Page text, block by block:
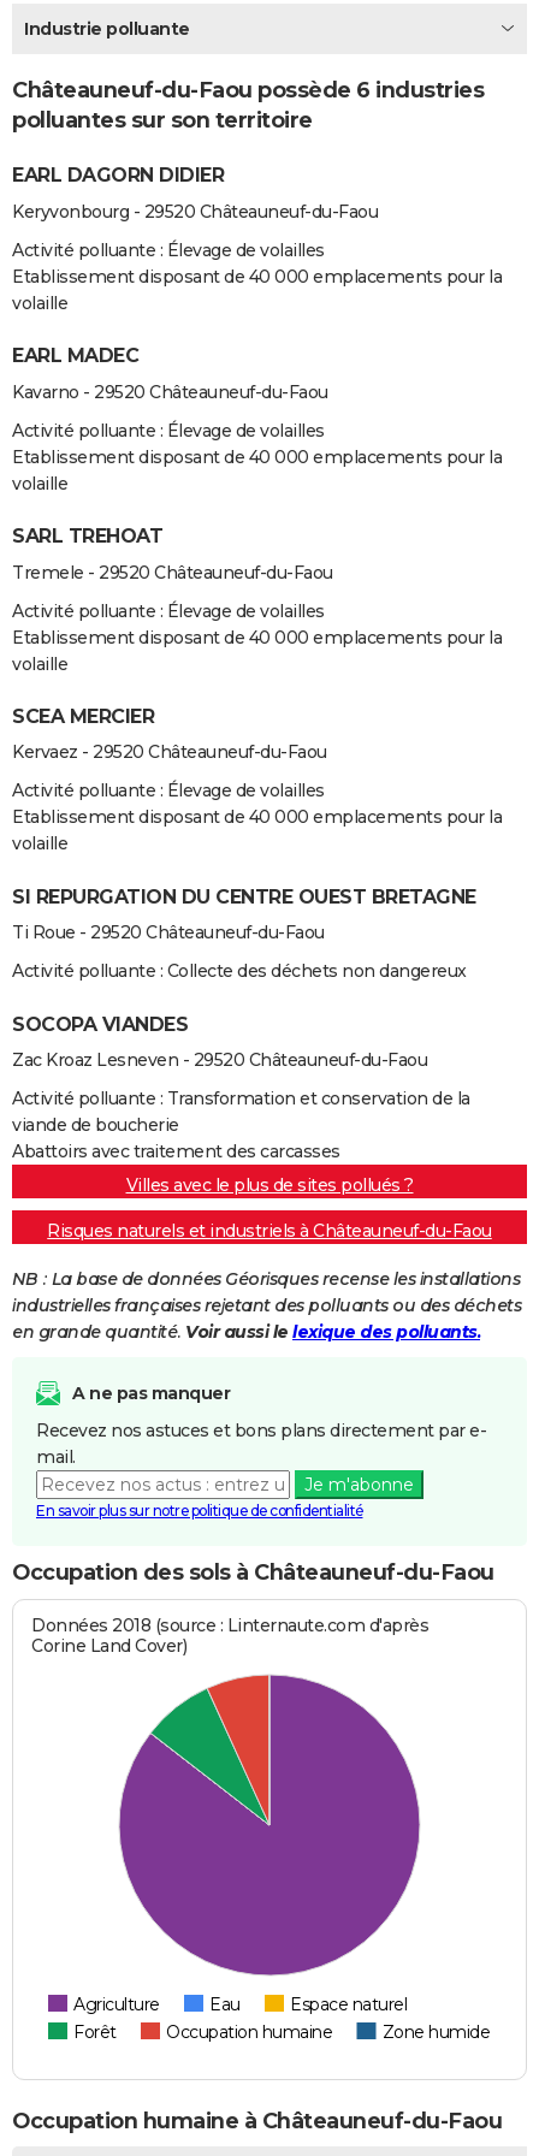
Destinations
City break
Voyage nature
Voyage de noces
Forum
Climat
+PHOTO
GUIDES D'ACHAT
BONS PLANS
CARTE DE VOEUX
Carte de Noël
Carte Bonne année
Carte Saint-Valentin
Carte Pâques
Carte d'anniversaire
DICTIONNAIRE
Dictionnaire
Biographies
Citations
Expressions
Proverbes
PROGRAMME TV
S'inscrire
Se connecter
Lycées
Collèges
Primaires
Universités
Entreprises
Service militaire
Avis de recherche
Bricolage
Lifestyle
Culture
Sport
Auto
Television
Voyage
Cinema
Industrie polluante
Châteauneuf-du-Faou possède 6 industries
polluantes sur son territoire
EARL DAGORN DIDIER
Keryvonbourg - 29520 Châteauneuf-du-Faou
Activité polluante : Élevage de volailles
Etablissement disposant de 40 000 emplacements pour la
volaille
EARL MADEC
Kavarno - 29520 Châteauneuf-du-Faou
Activité polluante : Élevage de volailles
Etablissement disposant de 40 000 emplacements pour la
volaille
SARL TREHOAT
Tremele - 29520 Châteauneuf-du-Faou
Activité polluante : Élevage de volailles
Etablissement disposant de 40 000 emplacements pour la
volaille
SCEA MERCIER
Kervaez - 29520 Châteauneuf-du-Faou
Activité polluante : Élevage de volailles
Etablissement disposant de 40 000 emplacements pour la
volaille
SI REPURGATION DU CENTRE OUEST BRETAGNE
Ti Roue - 29520 Châteauneuf-du-Faou
Activité polluante : Collecte des déchets non dangereux
SOCOPA VIANDES
Zac Kroaz Lesneven - 29520 Châteauneuf-du-Faou
Activité polluante : Transformation et conservation de la
viande de boucherie
Abattoirs avec traitement des carcasses
Villes avec le plus de sites pollués ?
Risques naturels et industriels à Châteauneuf-du-Faou
NB : La base de données Géorisques recense les installations
industrielles françaises rejetant des polluants ou des déchets
en grande quantité. Voir aussi le lexique des polluants.
A ne pas manquer
Recevez nos astuces et bons plans directement par e-
mail.
Je m'abonne
En savoir plus sur notre politique de confidentialité
Occupation des sols à Châteauneuf-du-Faou
Données 2018 (source : Linternaute.com d'après
Corine Land Cover)
Agriculture Eau
Espace naturel
Forêt
Occupation humaine Zone humide
Occupation humaine à Châteauneuf-du-Faou